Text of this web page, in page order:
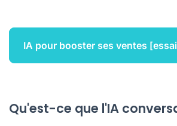
IA pour booster ses ventes
Qu'est-ce que l'IA